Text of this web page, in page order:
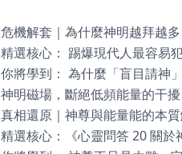
危機解套｜為什麼神明越拜越
精選核心： 踢爆現代人最容易
你將學到： 為什麼「盲目請神
神明磁場，斷絕低頻能量的干
真相還原｜神尊與能量能的本
精選核心：《心靈問答 20 關於